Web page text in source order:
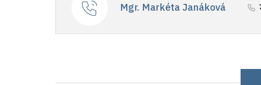
Mgr. Markéta Janáková